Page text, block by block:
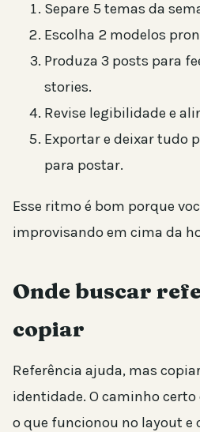
Separe 5 temas da
Escolha 2 modelos
Produza 3 posts para
stories.
Revise legibilidade e
Exportar e deixar tudo
para postar.
Esse ritmo é bom porque
improvisando em cima da
Onde buscar
copiar
Referência ajuda, mas
identidade. O caminho
o que funcionou no layout e